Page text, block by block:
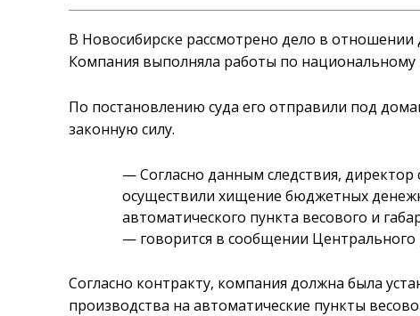
В Новосибирске рассмотрено дело в
Компания выполняла работы по национальному
По постановлению суда его отправили под
законную силу.
— Согласно данным следствия,
осуществили хищение бюджетных
автоматического пункта весового и
— говорится в сообщении Центрального
Согласно контракту, компания должна была
производства на автоматические пункты